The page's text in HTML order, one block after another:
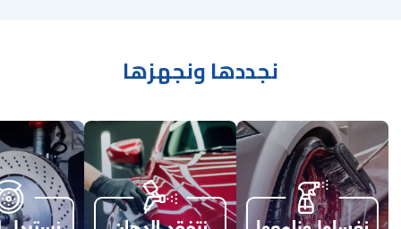
نجددها ونجهزها